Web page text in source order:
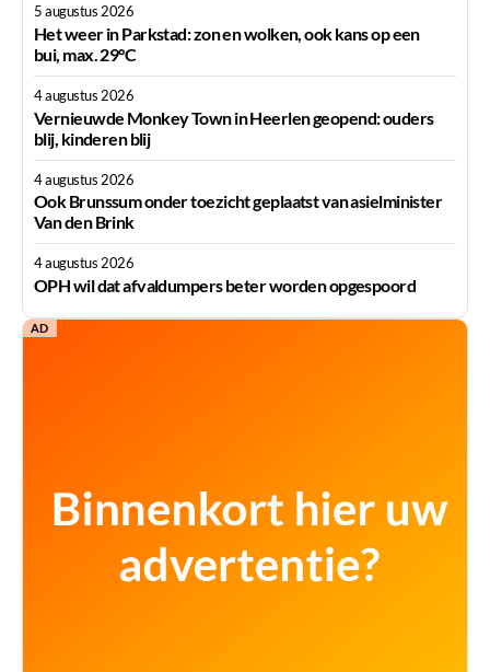
5 augustus 2026
Het weer in Parkstad: zon en wolken, ook kans op een
bui, max. 29°C
4 augustus 2026
Vernieuwde Monkey Town in Heerlen geopend: ouders
blij, kinderen blij
4 augustus 2026
Ook Brunssum onder toezicht geplaatst van asielminister
Van den Brink
4 augustus 2026
OPH wil dat afvaldumpers beter worden opgespoord
AD